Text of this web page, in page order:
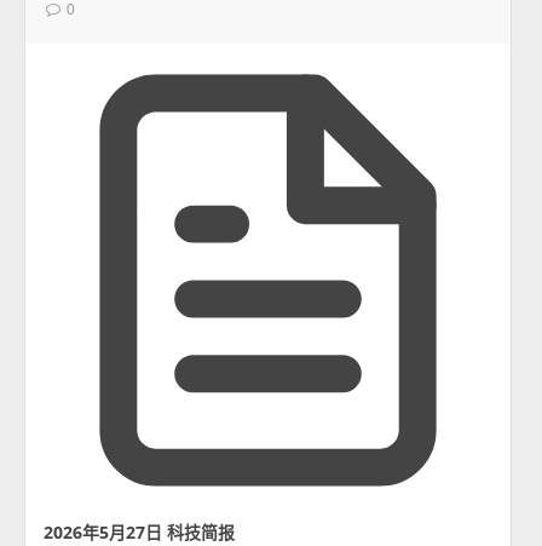
0
2026年5月27日 科技简报